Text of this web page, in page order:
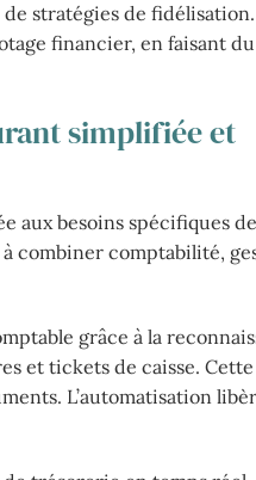
stratégies de
financier, en faisant
simplifiée et
aux besoins spécifiques
combiner comptabilité,
grâce à la
et tickets de caisse.
L’automatisation